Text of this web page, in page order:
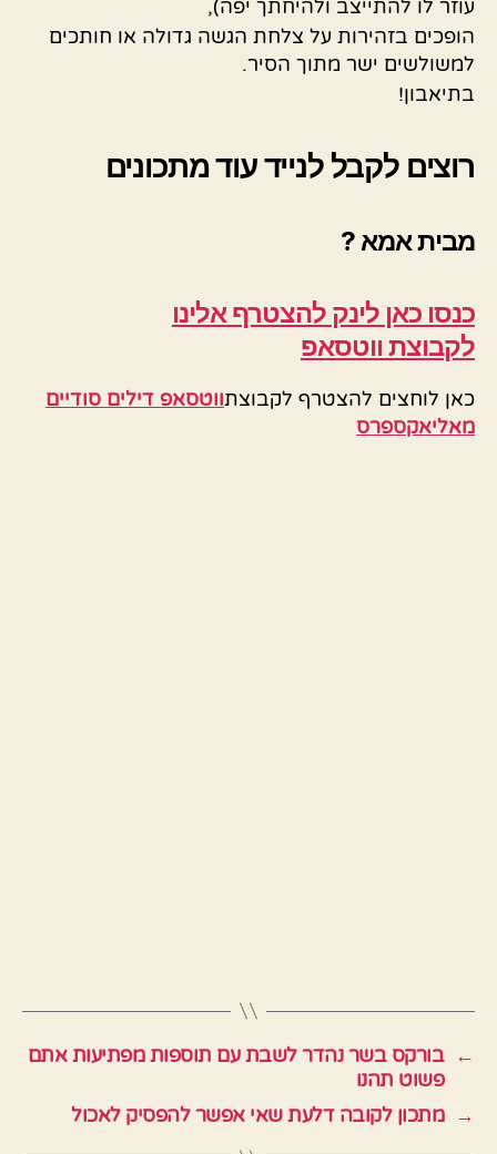
עוזר לו להתייצב ולהיחתך יפה),
הופכים בזהירות על צלחת הגשה גדולה או חותכים
למשולשים ישר מתוך הסיר.
בתיאבון!
רוצים לקבל לנייד עוד מתכונים
מבית אמא ?
כנסו כאן לינק להצטרףאלינו
לקבוצת ווטסאפ
כאן לוחצים להצטרף לקבוצתווטסאפ דילים סודיים
מאליאקספרס
← בורקס בשר נהדר לשבת עם תוספות מפתיעות אתם
פשוט תהנו
→ מתכון לקובה דלעת שאי אפשר להפסיק לאכול